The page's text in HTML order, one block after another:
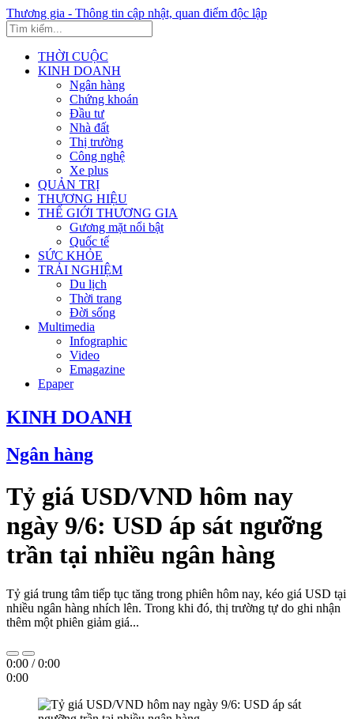
Thương gia - Thông tin cập nhật, quan điểm độc lập
THỜI CUỘC
KINH DOANH
Ngân hàng
Chứng khoán
Đầu tư
Nhà đất
Thị trường
Công nghệ
Xe plus
QUẢN TRỊ
THƯƠNG HIỆU
THẾ GIỚI THƯƠNG GIA
Gương mặt nổi bật
Quốc tế
SỨC KHỎE
TRẢI NGHIỆM
Du lịch
Thời trang
Đời sống
Multimedia
Infographic
Video
Emagazine
Epaper
KINH DOANH
Ngân hàng
Tỷ giá USD/VND hôm nay
ngày 9/6: USD áp sát ngưỡng
trần tại nhiều ngân hàng
Tỷ giá trung tâm tiếp tục tăng trong phiên hôm nay, kéo giá USD tại
nhiều ngân hàng nhích lên. Trong khi đó, thị trường tự do ghi nhận
thêm một phiên giảm giá...
0:00 /0:00
0:00